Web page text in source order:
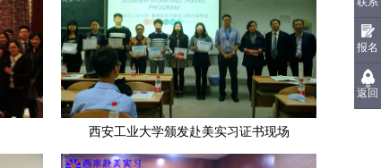
西安工业大学颁发赴美实习证书现场
报名
返回